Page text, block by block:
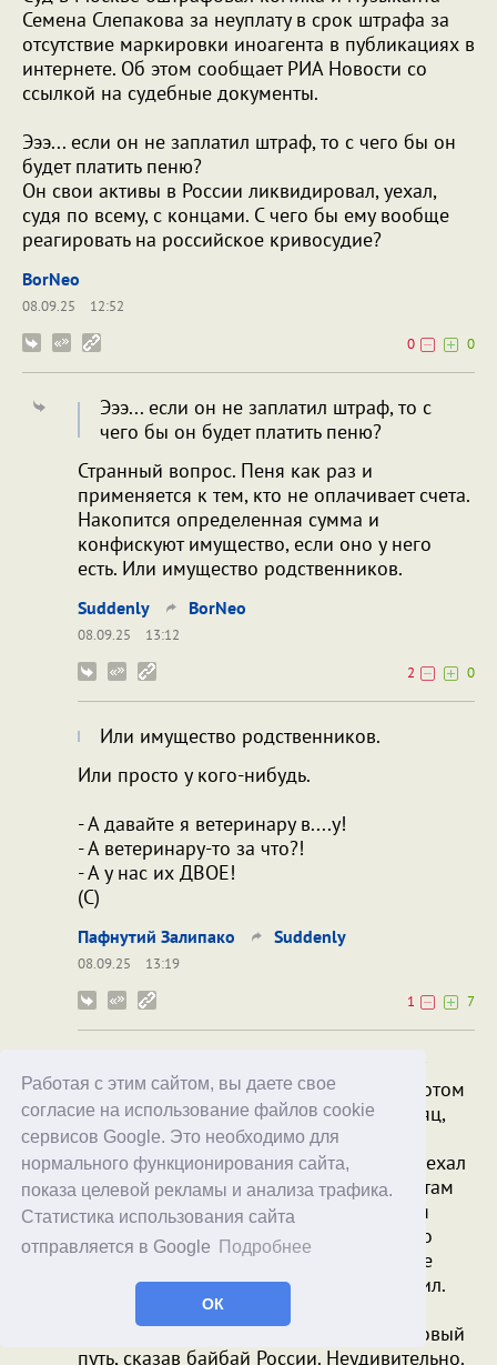
Работая с этим сайтом, вы даете свое
согласие на использование файлов cookie
сервисов Google. Это необходимо для
нормального функционирования сайта,
показа целевой рекламы и анализа трафика.
Статистика использования сайта
отправляется в Google
Подробнее
ОК
Семена Слепакова за неуплату в срок штрафа за
отсутствие маркировки иноагента в публикациях в
интернете. Об этом сообщает РИА Новости со
ссылкой на судебные документы.
Эээ... если он не заплатил штраф, то с чего бы он
будет платить пеню?
Он свои активы в России ликвидировал, уехал,
судя по всему, с концами. С чего бы ему вообще
реагировать на российское кривосудие?
BorNeo
08.09.25
12:52
0
0
Эээ... если он не заплатил штраф, то с
чего бы он будет платить пеню?
Странный вопрос. Пеня как раз и
применяется к тем, кто не оплачивает счета.
Накопится определенная сумма и
конфискуют имущество, если оно у него
есть. Или имущество родственников.
Suddenly BorNeo
08.09.25
13:12
2
0
Или имущество родственников.
Или просто у кого-нибудь.
- А давайте я ветеринару в....у!
- А ветеринару-то за что?!
- А у нас их ДВОЕ!
(С)
Пафнутий Залипако Suddenly
08.09.25
13:19
1
7
после начала войны Слепаков уехал. Потом
ненадолго вернулся, буквально на месяц,
именно для того, чтобы полностью
распродать все активы. А потом опять уехал
уже, ясно, что с концами. В Израиль. И там
ему глубоко фиолетово на все решения
российских судов. После признания его
инагентом он никакие плашки нигде не
ставит. Его оштрафовали. Он проигнорил.
Сейчас ему выписали пеню. Опять всех
пошлет... Человек, очевидно, выбрал новый
путь, сказав байбай России. Неудивительно.